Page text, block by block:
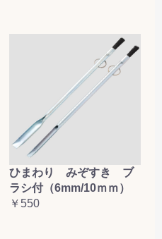
ひまわり みぞすき ブ
ラシ付（6mm/10ｍｍ）
￥550